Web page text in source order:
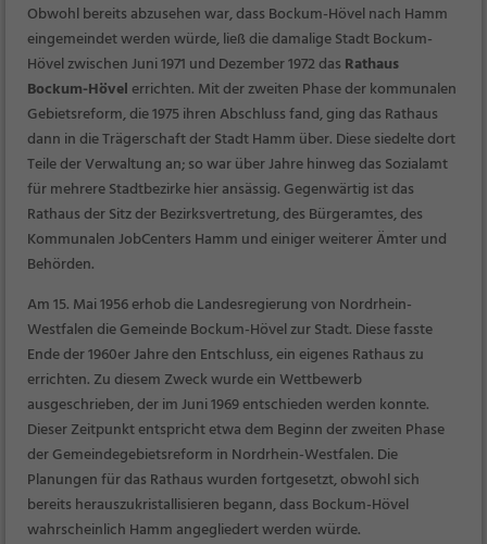
Obwohl bereits abzusehen war, dass Bockum-Hövel nach Hamm
eingemeindet werden würde, ließ die damalige Stadt Bockum-
Hövel zwischen Juni 1971 und Dezember 1972 das Rathaus
Bockum-Hövelerrichten. Mit der zweiten Phase der kommunalen
Gebietsreform, die 1975 ihren Abschluss fand, ging das Rathaus
dann in die Trägerschaft der Stadt Hamm über. Diese siedelte dort
Teile der Verwaltung an; so war über Jahre hinweg das Sozialamt
für mehrere Stadtbezirke hier ansässig. Gegenwärtig ist das
Rathaus der Sitz der Bezirksvertretung, des Bürgeramtes, des
Kommunalen JobCenters Hamm und einiger weiterer Ämter und
Behörden.
Am 15. Mai 1956 erhob die Landesregierung von Nordrhein-
Westfalen die Gemeinde Bockum-Hövel zur Stadt. Diese fasste
Ende der 1960er Jahre den Entschluss, ein eigenes Rathaus zu
errichten. Zu diesem Zweck wurde ein Wettbewerb
ausgeschrieben, der im Juni 1969 entschieden werden konnte.
Dieser Zeitpunkt entspricht etwa dem Beginn der zweiten Phase
der Gemeindegebietsreform in Nordrhein-Westfalen. Die
Planungen für das Rathaus wurden fortgesetzt, obwohl sich
bereits herauszukristallisieren begann, dass Bockum-Hövel
wahrscheinlich Hamm angegliedert werden würde.